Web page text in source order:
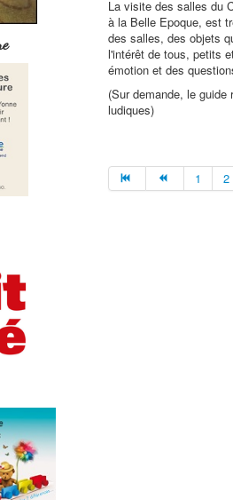
La visite des salles du
à la Belle Epoque, est
des salles, des objets
l'intérêt de tous, petits
émotion et des
(Sur demande, le
ludiques)
1 2